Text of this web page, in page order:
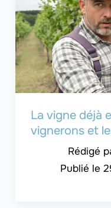
La vigne déjà
vignerons et